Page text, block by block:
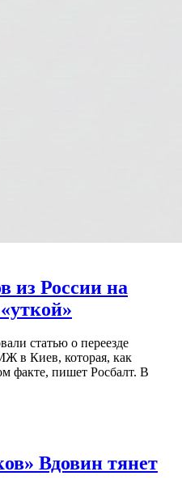
из России на
статью о переезде
в Киев, которая, как
факте, пишет Росбалт. В
Вдовин тянет